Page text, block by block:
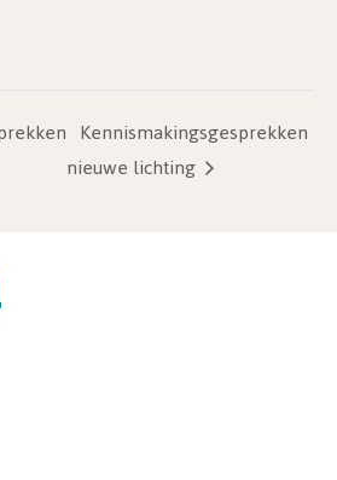
Kennismakingsgesprekken
nieuwe lichting